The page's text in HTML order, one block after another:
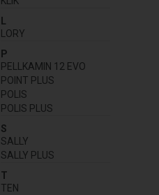
L
LORY
P
PELLKAMIN 12 EVO
POINT PLUS
POLIS
POLIS PLUS
S
SALLY
SALLY PLUS
T
TEN